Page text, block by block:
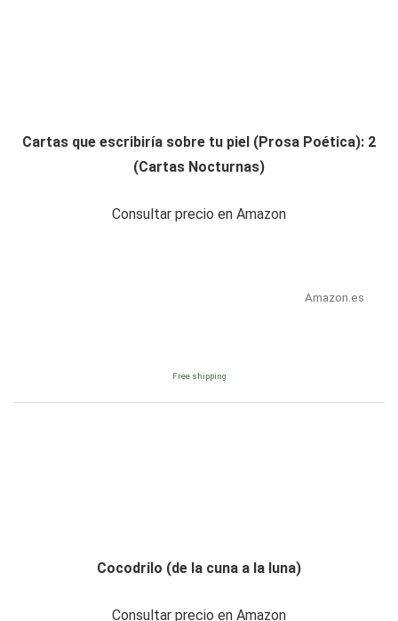
Cartas que escribiría sobre tu piel (Prosa Poética): 2
(Cartas Nocturnas)
Consultar precio en Amazon
Amazon.es
Free shipping
Cocodrilo (de la cuna a la luna)
Consultar precio en Amazon